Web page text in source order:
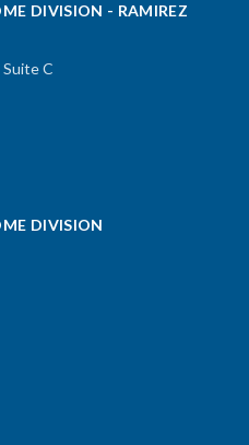
DIVISION - RAMIREZ
C
DIVISION